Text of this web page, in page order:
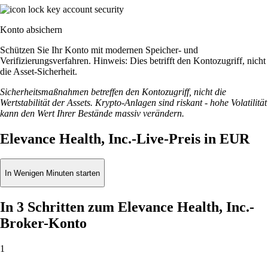
Konto absichern
Schützen Sie Ihr Konto mit modernen Speicher- und
Verifizierungsverfahren. Hinweis: Dies betrifft den Kontozugriff, nicht
die Asset-Sicherheit.
Sicherheitsmaßnahmen betreffen den Kontozugriff, nicht die
Wertstabilität der Assets. Krypto-Anlagen sind riskant - hohe Volatilität
kann den Wert Ihrer Bestände massiv verändern.
Elevance Health, Inc.-Live-Preis in EUR
In Wenigen Minuten starten
In 3 Schritten zum Elevance Health, Inc.-
Broker-Konto
1